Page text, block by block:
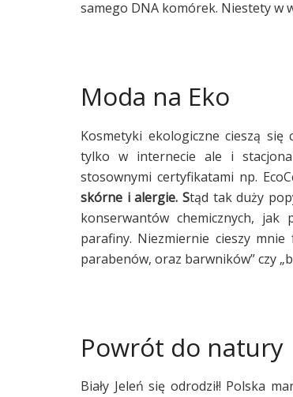
samego DNA komórek. Niestety w
Moda na Eko
Kosmetyki ekologiczne cieszą
tylko w internecie ale i
stosownymi certyfikatami np.
skórne i alergie. Stąd tak duży
konserwantów chemicznych, jak
parafiny. Niezmiernie cieszy
parabenów, oraz barwników” czy
Powrót do natury
Biały Jeleń się odrodził! Polska